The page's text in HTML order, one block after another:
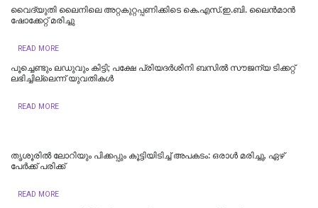
വൈദ്യുതി ലൈനിലെ അറ്റകുറ്റപ്പണിക്കിടെ കെ.എസ്.ഇ.ബി. ലൈൻമാൻ
ഷോക്കേറ്റ് മരിച്ചു
READ MORE
പൂച്ചെണ്ടും ലഡുവും കിട്ടി; പക്ഷേ പ്രിയദർശിനി ബസിൽ സൗജന്യ ടിക്കറ്റ്
ലഭിച്ചില്ലെന്ന് യുവതികൾ
READ MORE
തൃശൂരില്‍ ലോറിയും പിക്കപ്പും കൂട്ടിയിടിച്ച് അപകടം: ഒരാള്‍ മരിച്ചു, ഏഴ്
പേര്‍ക്ക് പരിക്ക്
READ MORE